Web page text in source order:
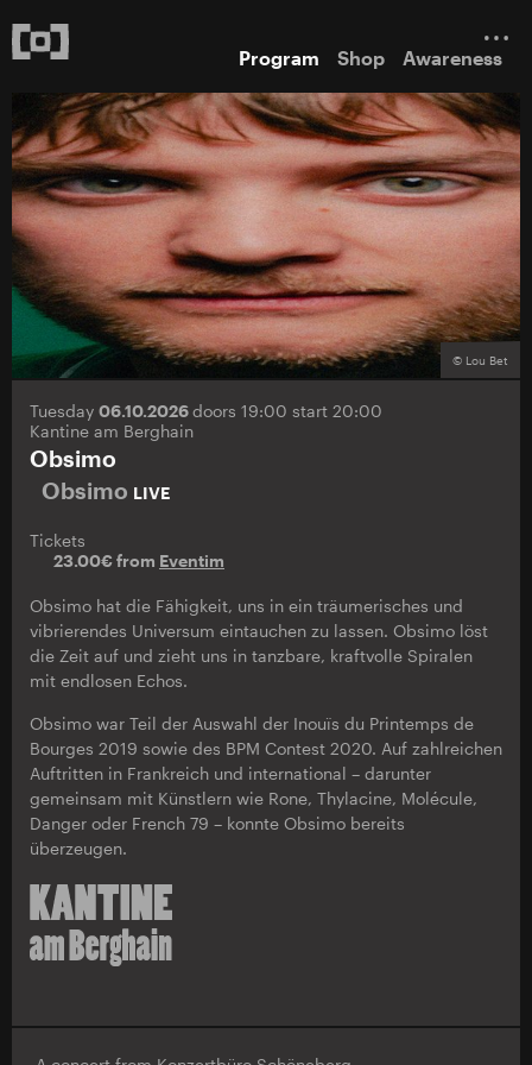
Program Shop Awareness
© Lou Bet
Tuesday 06.10.2026doors 19:00 start 20:00
Kantine am Berghain
Obsimo
Obsimo LIVE
Tickets
23.00€ from Eventim
Obsimo hat die Fähigkeit, uns in ein träumerisches und
vibrierendes Universum eintauchen zu lassen. Obsimo löst
die Zeit auf und zieht uns in tanzbare, kraftvolle Spiralen
mit endlosen Echos.
Obsimo war Teil der Auswahl der Inouïs du Printemps de
Bourges 2019 sowie des BPM Contest 2020. Auf zahlreichen
Auftritten in Frankreich und international – darunter
gemeinsam mit Künstlern wie Rone, Thylacine, Molécule,
Danger oder French 79 – konnte Obsimo bereits
überzeugen.